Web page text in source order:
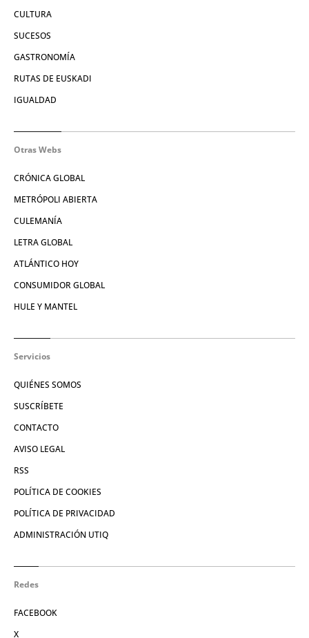
CULTURA
SUCESOS
GASTRONOMÍA
RUTAS DE EUSKADI
IGUALDAD
Otras Webs
CRÓNICA GLOBAL
METRÓPOLI ABIERTA
CULEMANÍA
LETRA GLOBAL
ATLÁNTICO HOY
CONSUMIDOR GLOBAL
HULE Y MANTEL
Servicios
QUIÉNES SOMOS
SUSCRÍBETE
CONTACTO
AVISO LEGAL
RSS
POLÍTICA DE COOKIES
POLÍTICA DE PRIVACIDAD
ADMINISTRACIÓN UTIQ
Redes
FACEBOOK
X